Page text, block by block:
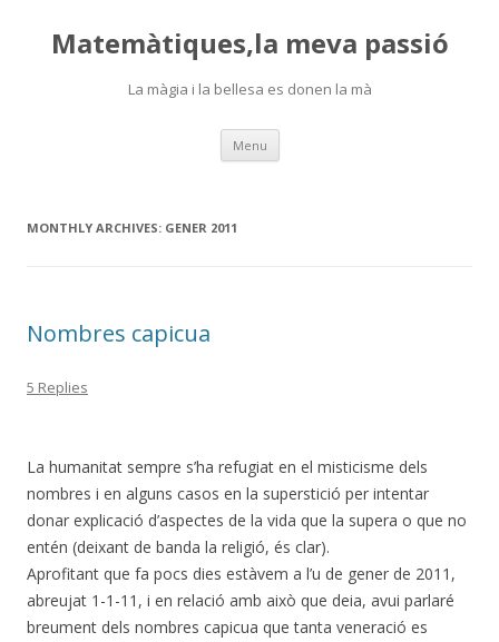
Matemàtiques,la meva passió
La màgia i la bellesa es donen la mà
Menu Skip
content
MONTHLY ARCHIVES: GENER 2011
Nombres capicua
5 Replies
La humanitat sempre s’ha refugiat en el misticisme dels
nombres i en alguns casos en la superstició per intentar
donar explicació d’aspectes de la vida que la supera o que no
entén (deixant de banda la religió, és clar).
Aprofitant que fa pocs dies estàvem a l’u de gener de 2011,
abreujat 1-1-11, i en relació amb això que deia, avui parlaré
breument dels nombres capicua que tanta veneració es